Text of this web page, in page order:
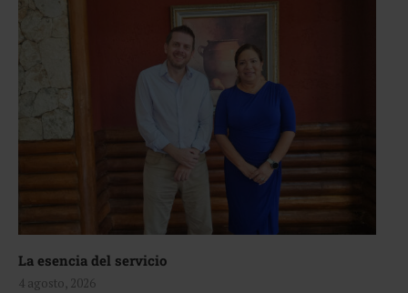
La esencia del servicio
4 agosto, 2026